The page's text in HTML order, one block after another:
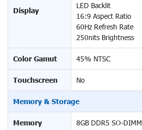
Display
LED Backlit
16:9 Aspect Ratio
60Hz Refresh Rate
250nits Brightness
Color Gamut 45% NTSC
Touchscreen No
Memory & Storage
Memory 8GB DDR5 SO-DIMM